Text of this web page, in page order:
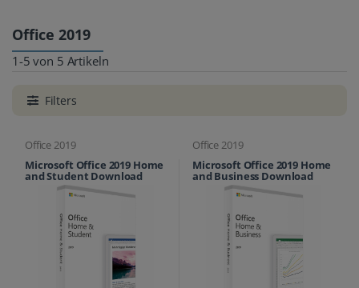
Office 2019
1-5 von 5 Artikeln
Filters
Office 2019
Microsoft Office 2019 Home
and Student Download
Office 2019
Microsoft Office 2019 Home
and Business Download